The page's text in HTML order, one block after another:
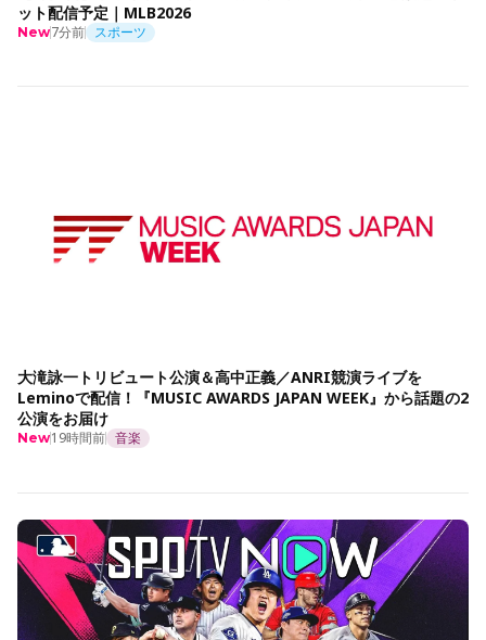
ット配信予定｜MLB2026
New7分前 スポーツ
大滝詠一トリビュート公演＆高中正義／ANRI競演ライブを
Leminoで配信！『MUSIC AWARDS JAPAN WEEK』から話題の2
公演をお届け
New19時間前 音楽